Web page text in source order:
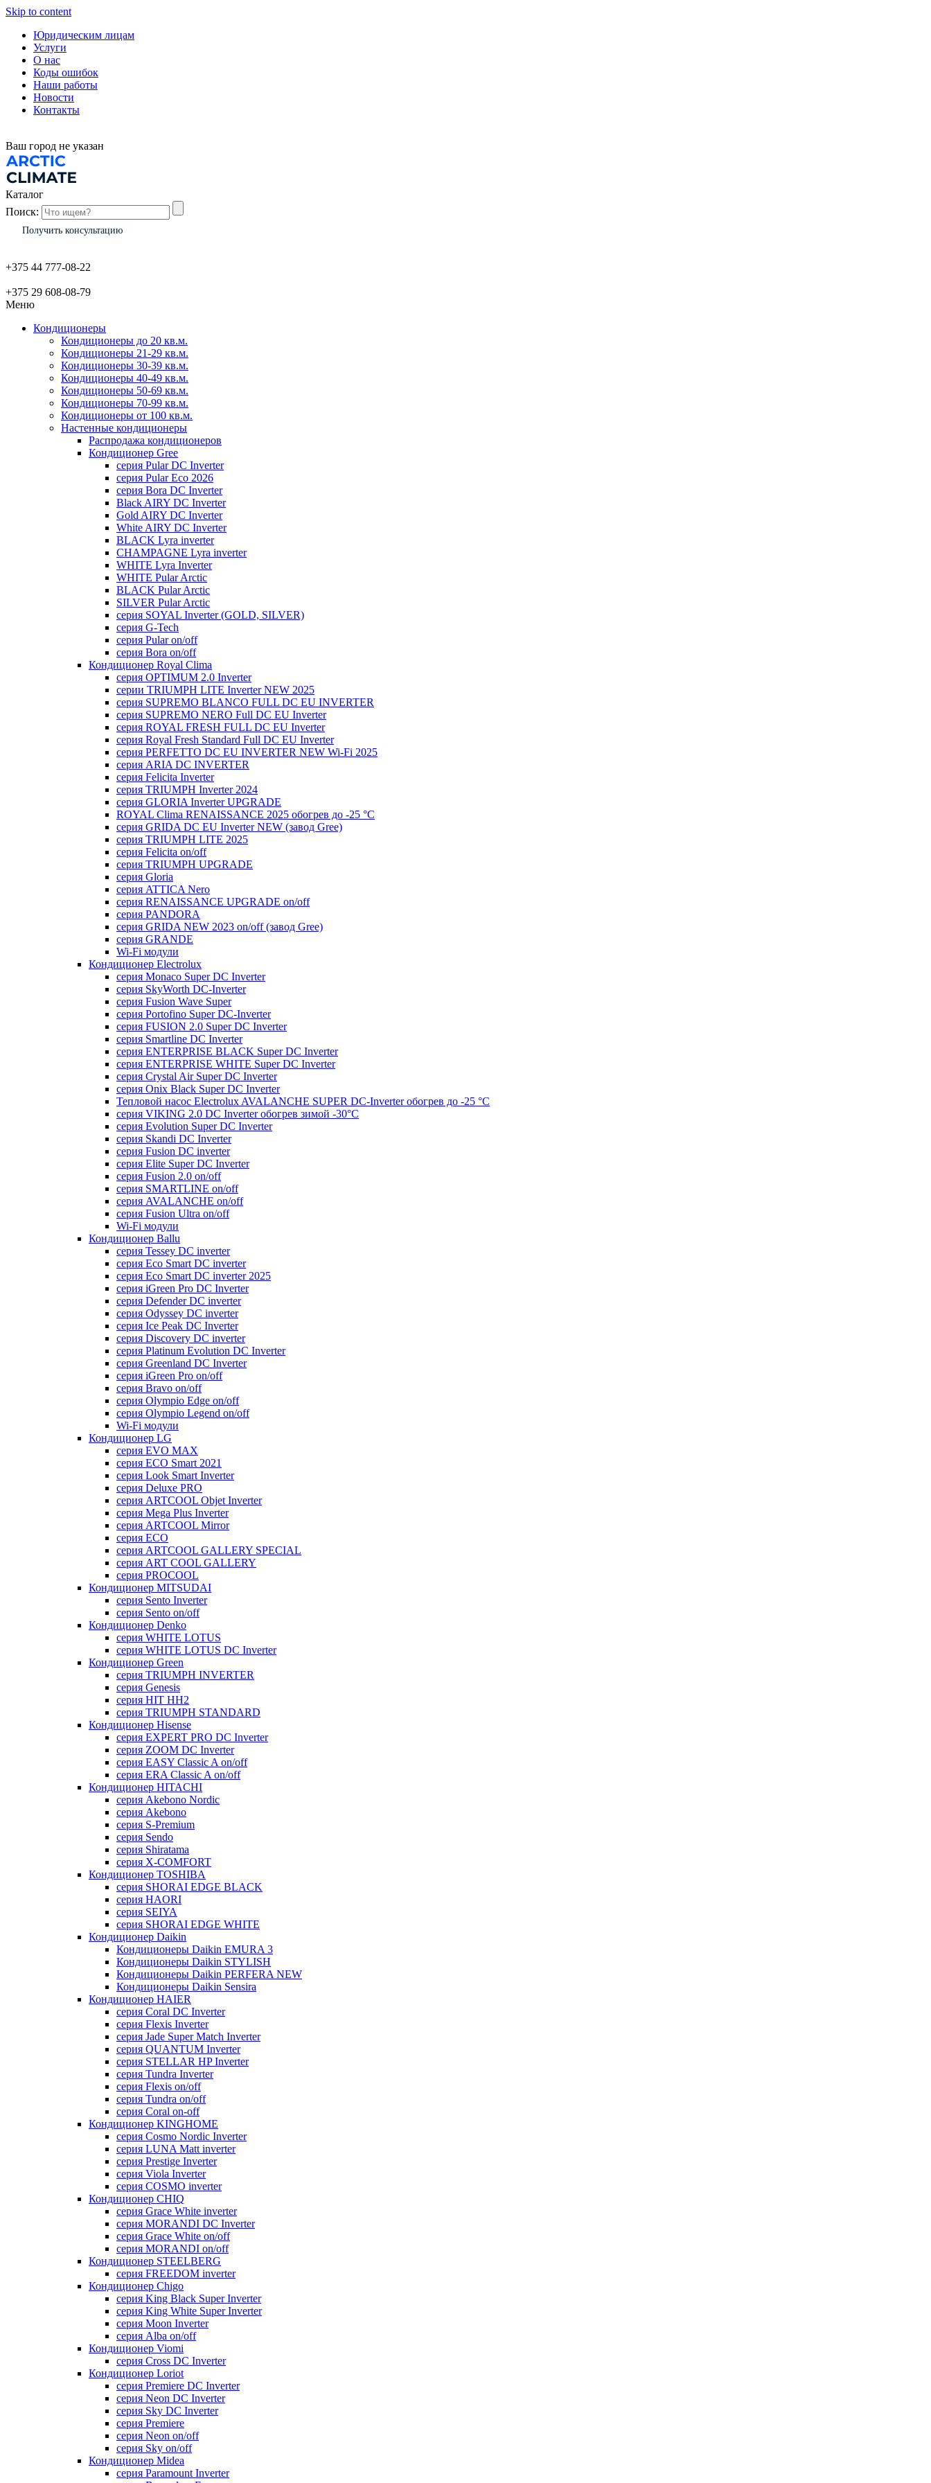
Skip to content
Юридическим лицам
Услуги
О нас
Коды ошибок
Наши работы
Новости
Контакты
Ваш город не указан
Каталог
Поиск:
Получить консультацию
+375 44 777-08-22
+375 29 608-08-79
Меню
Кондиционеры
Кондиционеры до 20 кв.м.
Кондиционеры 21-29 кв.м.
Кондиционеры 30-39 кв.м.
Кондиционеры 40-49 кв.м.
Кондиционеры 50-69 кв.м.
Кондиционеры 70-99 кв.м.
Кондиционеры от 100 кв.м.
Настенные кондиционеры
Распродажа кондиционеров
Кондиционер Gree
серия Pular DC Inverter
серия Pular Eco 2026
серия Bora DC Inverter
Black AIRY DC Inverter
Gold AIRY DC Inverter
White AIRY DC Inverter
BLACK Lyra inverter
CHAMPAGNE Lyra inverter
WHITE Lyra Inverter
WHITE Pular Arctic
BLACK Pular Arctic
SILVER Pular Arctic
серия SOYAL Inverter (GOLD, SILVER)
серия G-Tech
серия Pular on/off
серия Bora on/off
Кондиционер Royal Clima
серия OPTIMUM 2.0 Inverter
серии TRIUMPH LITE Inverter NEW 2025
серия SUPREMO BLANCO FULL DC EU INVERTER
серия SUPREMO NERO Full DC EU Inverter
серия ROYAL FRESH FULL DC EU Inverter
серия Royal Fresh Standard Full DC EU Inverter
серия PERFETTO DC EU INVERTER NEW Wi-Fi 2025
серия ARIA DC INVERTER
серия Felicita Inverter
серия TRIUMPH Inverter 2024
серия GLORIA Inverter UPGRADE
ROYAL Clima RENAISSANCE 2025 обогрев до -25 °С
серия GRIDA DC EU Inverter NEW (завод Gree)
серия TRIUMPH LITE 2025
серия Felicita on/off
серия TRIUMPH UPGRADE
серия Gloria
серия ATTICA Nero
серия RENAISSANCE UPGRADE on/off
серия PANDORA
серия GRIDA NEW 2023 on/off (завод Gree)
серия GRANDE
Wi-Fi модули
Кондиционер Electrolux
серия Monaco Super DC Inverter
серия SkyWorth DC-Inverter
серия Fusion Wave Super
серия Portofino Super DC-Inverter
серия FUSION 2.0 Super DC Іnverter
серия Smartline DC Inverter
серия ENTERPRISE BLACK Super DC Inverter
серия ENTERPRISE WHITE Super DC Inverter
серия Crystal Air Super DC Inverter
серия Onix Black Super DC Inverter
Тепловой насос Electrolux AVALANCHE SUPER DC-Inverter обогрев до -25 °С
серия VIKING 2.0 DC Inverter обогрев зимой -30°С
серия Evolution Super DC Inverter
серия Skandi DC Inverter
серия Fusion DC inverter
серия Elite Super DC Inverter
серия Fusion 2.0 on/off
серия SMARTLINE on/off
серия AVALANCHE on/off
серия Fusion Ultra on/off
Wi-Fi модули
Кондиционер Ballu
серия Tessey DC inverter
серия Eco Smart DC inverter
серия Eco Smart DC inverter 2025
серия iGreen Pro DC Inverter
серия Defender DC inverter
серия Odyssey DC inverter
серия Ice Peak DС Inverter
cерия Discovery DC inverter
серия Platinum Evolution DC Inverter
серия Greenland DC Inverter
серия iGreen Pro on/off
серия Bravo on/off
серия Olympio Edge on/off
серия Olympio Legend on/off
Wi-Fi модули
Кондиционер LG
серия EVO MAX
серия ECO Smart 2021
серия Look Smart Inverter
серия Deluxe PRO
серия ARTCOOL Objet Inverter
серия Mega Plus Inverter
серия ARTCOOL Mirror
серия ECO
серия ARTCOOL GALLERY SPECIAL
серия ART COOL GALLERY
серия PROCOOL
Кондиционер MITSUDAI
серия Sento Inverter
серия Sento on/off
Кондиционер Denko
серия WHITE LOTUS
серия WHITE LOTUS DC Inverter
Кондиционер Green
серия TRIUMPH INVERTER
серия Genesis
серия HIT HH2
серия TRIUMPH STANDARD
Кондиционер Hisense
серия EXPERT PRO DC Inverter
серия ZOOM DC Inverter
серия EASY Classic A on/off
серия ERA Classic A on/off
Кондиционер HITACHI
cерия Akebono Nordic
серия Akebono
серия S-Premium
серия Sendo
серия Shiratama
серия X-COMFORT
Кондиционер TOSHIBA
серия SHORAI EDGE BLACK
серия HAORI
серия SEIYA
серия SHORAI EDGE WHITE
Кондиционер Daikin
Кондиционеры Daikin EMURA 3
Кондиционеры Daikin STYLISH
Кондиционеры Daikin PERFERA NEW
Кондиционеры Daikin Sensira
Кондиционер HAIER
серия Coral DC Inverter
серия Flexis Inverter
серия Jade Super Match Inverter
серия QUANTUM Inverter
серия STELLAR HP Inverter
серия Tundra Inverter
серия Flexis on/off
серия Tundra on/off
серия Coral on-off
Кондиционер KINGHOME
серия Cosmo Nordic Inverter
серия LUNA Matt inverter
серия Prestige Inverter
серия Viola Inverter
серия COSMO inverter
Кондиционер CHIQ
серия Grace White inverter
серия MORANDI DC Inverter
серия Grace White on/off
серия MORANDI on/off
Кондиционер STEELBERG
серия FREEDOM inverter
Кондиционер Chigo
серия King Black Super Inverter
серия King White Super Inverter
серия Moon Inverter
серия Alba on/off
Кондиционер Viomi
серия Cross DC Inverter
Кондиционер Loriot
серия Premiere DC Inverter
серия Neon DC Inverter
серия Sky DC Inverter
серия Premiere
серия Neon on/off
серия Sky on/off
Кондиционер Midea
серия Paramount Inverter